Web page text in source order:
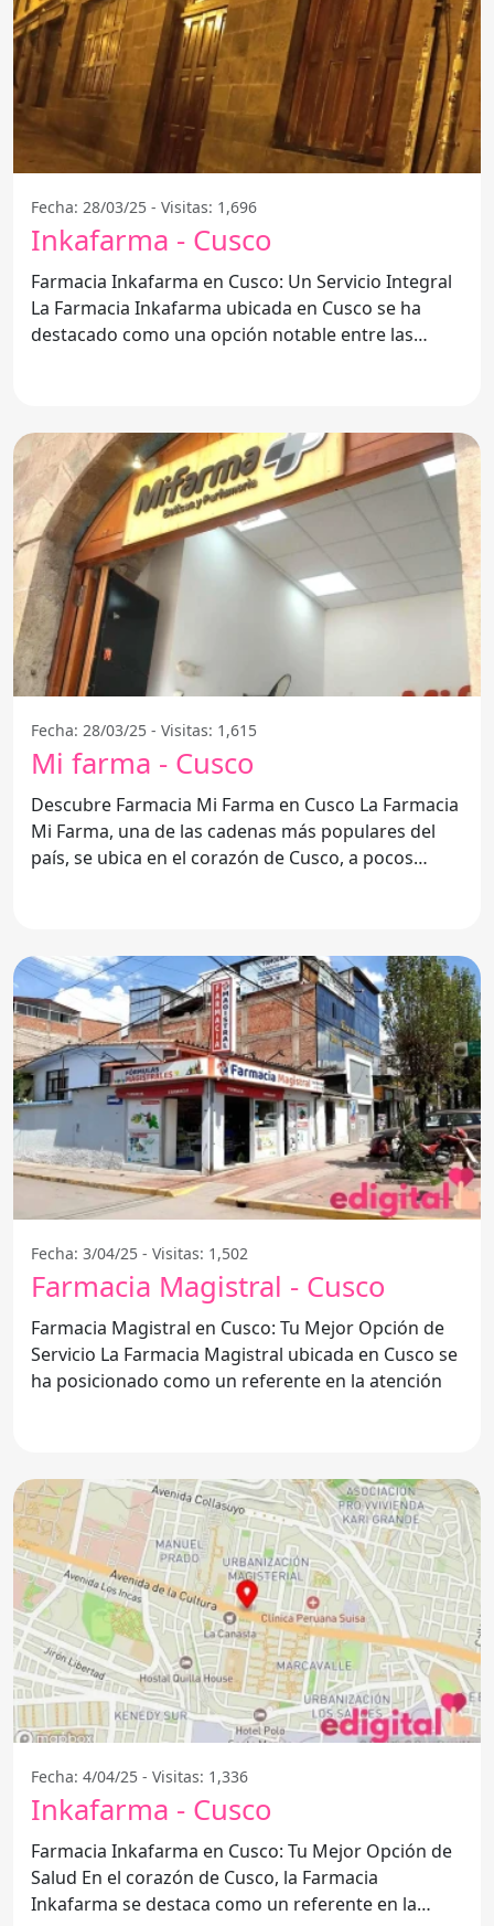
Fecha: 28/03/25 - Visitas: 1,696
Inkafarma - Cusco
Farmacia Inkafarma en Cusco: Un Servicio Integral
La Farmacia Inkafarma ubicada en Cusco se ha
destacado como una opción notable entre las
Fecha: 28/03/25 - Visitas: 1,615
Mi farma - Cusco
Descubre Farmacia Mi Farma en Cusco La Farmacia
Mi Farma, una de las cadenas más populares del
país, se ubica en el corazón de Cusco, a pocos
Fecha: 3/04/25 - Visitas: 1,502
Farmacia Magistral - Cusco
Farmacia Magistral en Cusco: Tu Mejor Opción de
Servicio La Farmacia Magistral ubicada en Cusco se
ha posicionado como un referente en la atención
Fecha: 4/04/25 - Visitas: 1,336
Inkafarma - Cusco
Farmacia Inkafarma en Cusco: Tu Mejor Opción de
Salud En el corazón de Cusco, la Farmacia
Inkafarma se destaca como un referente en la